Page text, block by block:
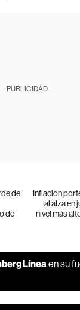
PUBLICIDAD
de
de
Inflación
al alza en
nivel más
Líneaen su